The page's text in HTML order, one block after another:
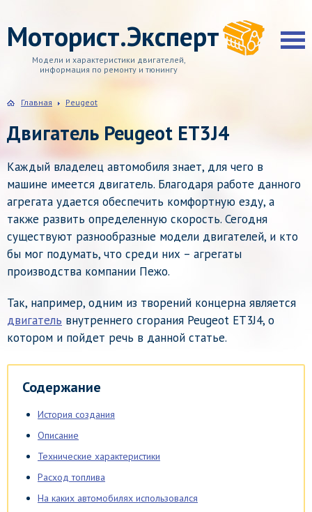
Моторист.Эксперт
Модели и характеристики двигателей,
информация по ремонту и тюнингу
Главная Peugeot
Двигатель Peugeot ET3J4
Каждый владелец автомобиля знает, для чего в
машине имеется двигатель. Благодаря работе данного
агрегата удается обеспечить комфортную езду, а
также развить определенную скорость. Сегодня
существуют разнообразные модели двигателей, и кто
бы мог подумать, что среди них – агрегаты
производства компании Пежо.
Так, например, одним из творений концерна является
двигатель внутреннего сгорания Peugeot ET3J4, о
котором и пойдет речь в данной статье.
Содержание
История создания
Описание
Технические характеристики
Расход топлива
На каких автомобилях использовался